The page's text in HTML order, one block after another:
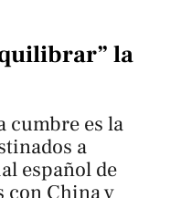
la
cumbre es la
a
español de
con China y